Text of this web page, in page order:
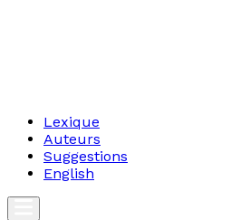
Lexique
Auteurs
Suggestions
English